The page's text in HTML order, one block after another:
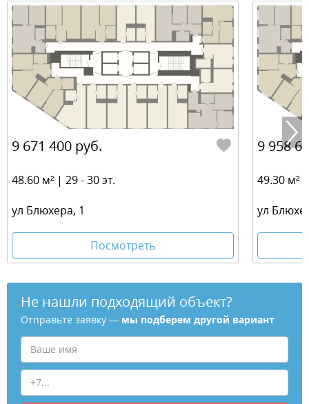
9 671 400 руб.
48.60 м² | 29 - 30 эт.
ул Блюхера, 1
Посмотреть
9 958
49.30 м²
ул
Не нашли подходящий объект?
Отправьте заявку — мы подберем другой вариант